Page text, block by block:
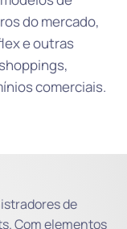
do mercado,
e outras
comerciais.
de
Com elementos